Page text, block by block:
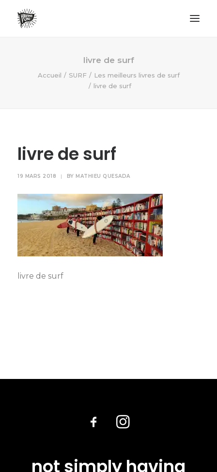
AVENTURES
livre de surf
Accueil SURF
Les meilleurs livres de surf
livre de surf
livre de surf
19 MARS 2018 | BY MATHIEU QUESADA
livre de surf
not simply having